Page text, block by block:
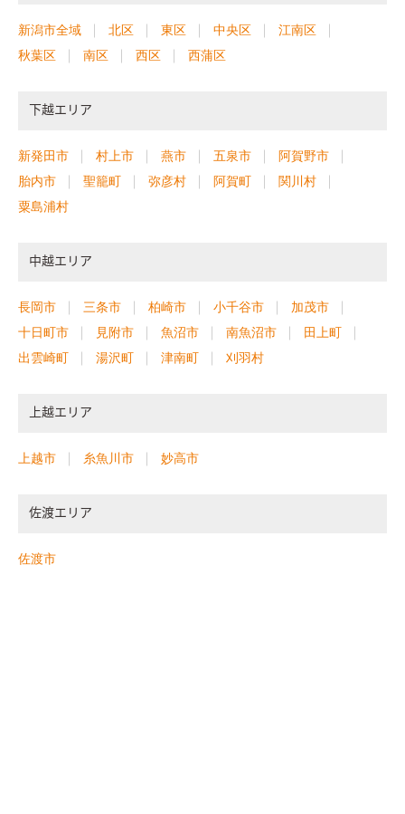
新潟市全域 北区 東区 中央区
江南区
秋葉区
南区 西区 西蒲区
下越エリア
新発田市 村上市 燕市 五泉市
阿賀野市
胎内市
聖籠町 弥彦村 阿賀町
関川村
粟島浦村
中越エリア
長岡市 三条市 柏崎市 小千谷市
加茂市
十日町市
見附市 魚沼市 南魚沼市
田上町
出雲崎町
湯沢町 津南町 刈羽村
上越エリア
上越市 糸魚川市 妙高市
佐渡エリア
佐渡市